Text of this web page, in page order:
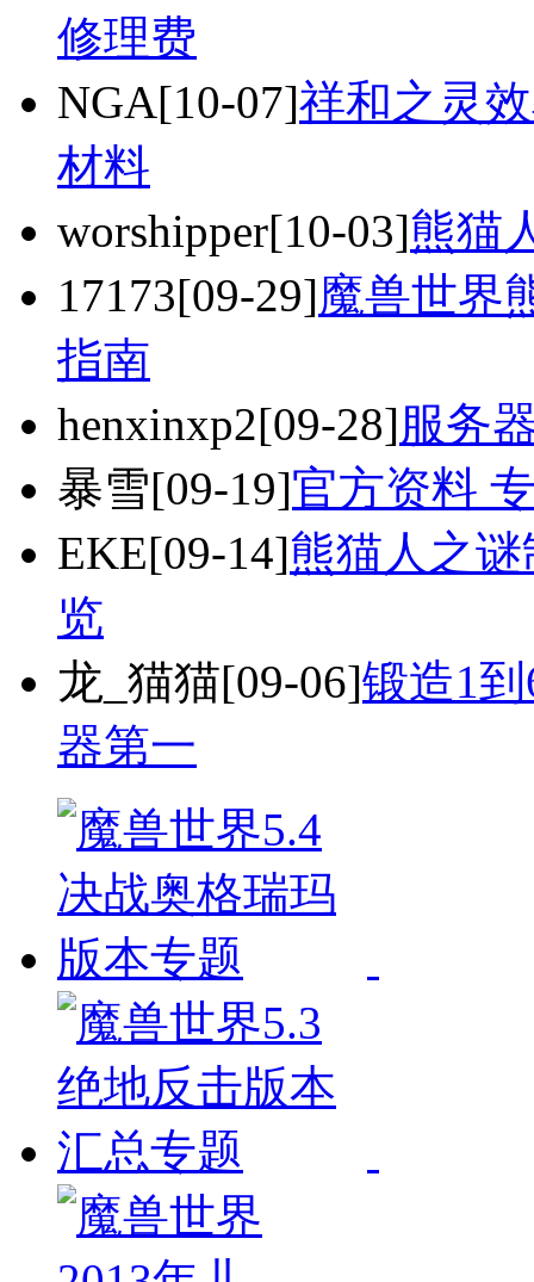
修理费
NGA[10-07]祥和之灵
材料
worshipper[10-03]熊猫
17173[09-29]魔兽世界
指南
henxinxp2[09-28]服务
暴雪[09-19]官方资料
EKE[09-14]熊猫人之
览
龙_猫猫[09-06]锻造1
器第一